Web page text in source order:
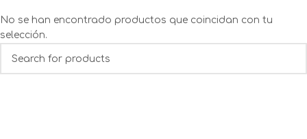
No se han encontrado productos que coincidan con tu
selección.